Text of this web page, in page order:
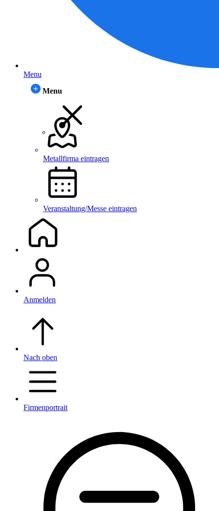
Menu
Menu
Metallfirma eintragen
Veranstaltung/Messe eintragen
Anmelden
Nach oben
Firmenportrait